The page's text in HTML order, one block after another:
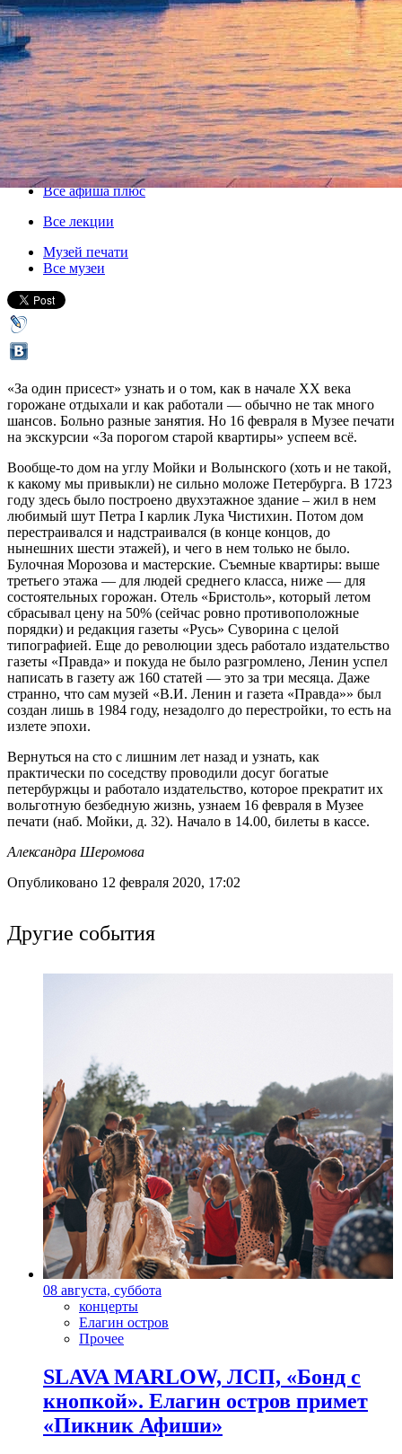
Петербуржцев пустят «за
порог старой квартиры»
16 февраля 2020, воскресенье,14.00
Версия для печати
Все афиша плюс
Все лекции
Музей печати
Все музеи
«За один присест» узнать и о том, как в начале ХХ века
горожане отдыхали и как работали — обычно не так много
шансов. Больно разные занятия. Но 16 февраля в Музее печати
на экскурсии «За порогом старой квартиры» успеем всё.
Вообще-то дом на углу Мойки и Волынского (хоть и не такой,
к какому мы привыкли) не сильно моложе Петербурга. В 1723
году здесь было построено двухэтажное здание – жил в нем
любимый шут Петра I карлик Лука Чистихин. Потом дом
перестраивался и надстраивался (в конце концов, до
нынешних шести этажей), и чего в нем только не было.
Булочная Морозова и мастерские. Съемные квартиры: выше
третьего этажа — для людей среднего класса, ниже — для
состоятельных горожан. Отель «Бристоль», который летом
сбрасывал цену на 50% (сейчас ровно противоположные
порядки) и редакция газеты «Русь» Суворина с целой
типографией. Еще до революции здесь работало издательство
газеты «Правда» и покуда не было разгромлено, Ленин успел
написать в газету аж 160 статей — это за три месяца. Даже
странно, что сам музей «В.И. Ленин и газета «Правда»» был
создан лишь в 1984 году, незадолго до перестройки, то есть на
излете эпохи.
Вернуться на сто с лишним лет назад и узнать, как
практически по соседству проводили досуг богатые
петербуржцы и работало издательство, которое прекратит их
вольготную безбедную жизнь, узнаем 16 февраля в Музее
печати (наб. Мойки, д. 32). Начало в 14.00, билеты в кассе.
Александра Шеромова
Опубликовано 12 февраля 2020, 17:02
Другие события
08 августа, суббота
концерты
Елагин остров
Прочее
SLAVA MARLOW, ЛСП, «Бонд с
кнопкой». Елагин остров примет
«Пикник Афиши»